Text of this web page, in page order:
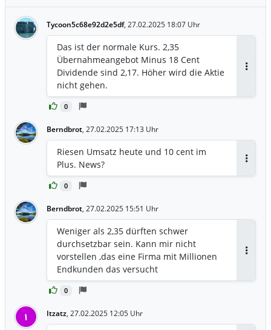
Tycoon5c68e92d2e5df, 27.02.2025 18:07 Uhr
0
Das ist der normale Kurs. 2,35
Übernahmeangebot Minus 18 Cent
Dividende sind 2,17. Höher wird die Aktie
nicht gehen.
Berndbrot, 27.02.2025 17:13 Uhr
0
Riesen Umsatz heute und 10 cent im
Plus. News?
Berndbrot, 27.02.2025 15:51 Uhr
0
Weniger als 2,35 dürften schwer
durchsetzbar sein. Kann mir nicht
vorstellen ,das eine Firma mit Millionen
Endkunden das versucht
I Itzatz, 27.02.2025 12:05 Uhr